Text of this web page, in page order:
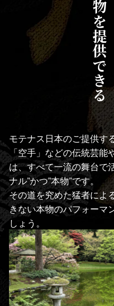
本物を提供できる
モテナス日本のご提供す
「空手」などの伝統芸能
は、すべて一流の舞台で
ナル”かつ”本物”です。
その道を究めた猛者によ
きない本物のパフォーマ
しょう。